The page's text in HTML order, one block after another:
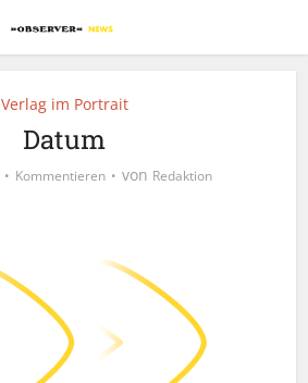
Verlag im Portrait
Datum
Kommentieren von Redaktion